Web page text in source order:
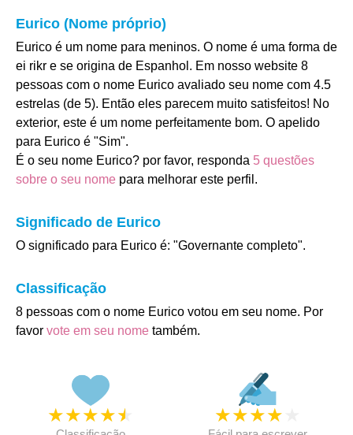
Eurico (Nome próprio)
Eurico é um nome para meninos. O nome é uma forma de
ei rikr e se origina de Espanhol. Em nosso website 8
pessoas com o nome Eurico avaliado seu nome com 4.5
estrelas (de 5). Então eles parecem muito satisfeitos! No
exterior, este é um nome perfeitamente bom. O apelido
para Eurico é "Sim".
É o seu nome Eurico? por favor, responda 5 questões
sobre o seu nome para melhorar este perfil.
Significado de Eurico
O significado para Eurico é: "Governante completo".
Classificação
8 pessoas com o nome Eurico votou em seu nome. Por
favor vote em seu nome também.
★★★★★ ★★★★